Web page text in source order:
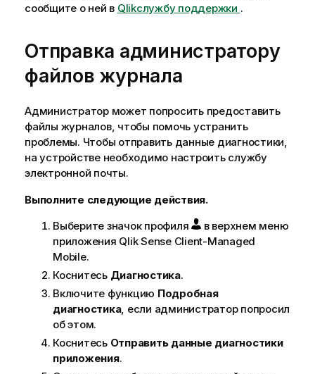
сообщите о ней в Qlikслужбу поддержки .
Отправка администратору
файлов журнала
Администратор может попросить предоставить
файлы журналов, чтобы помочь устранить
проблемы. Чтобы отправить данные диагностики,
на устройстве необходимо настроить службу
электронной почты.
Выполните следующие действия.
Выберите значок профиля
в верхнем меню
приложения Qlik Sense Client-Managed
Mobile.
Коснитесь Диагностика.
Включите функцию Подробная
диагностика, если администратор попросил
об этом.
Коснитесь Отправить данные диагностики
приложения.